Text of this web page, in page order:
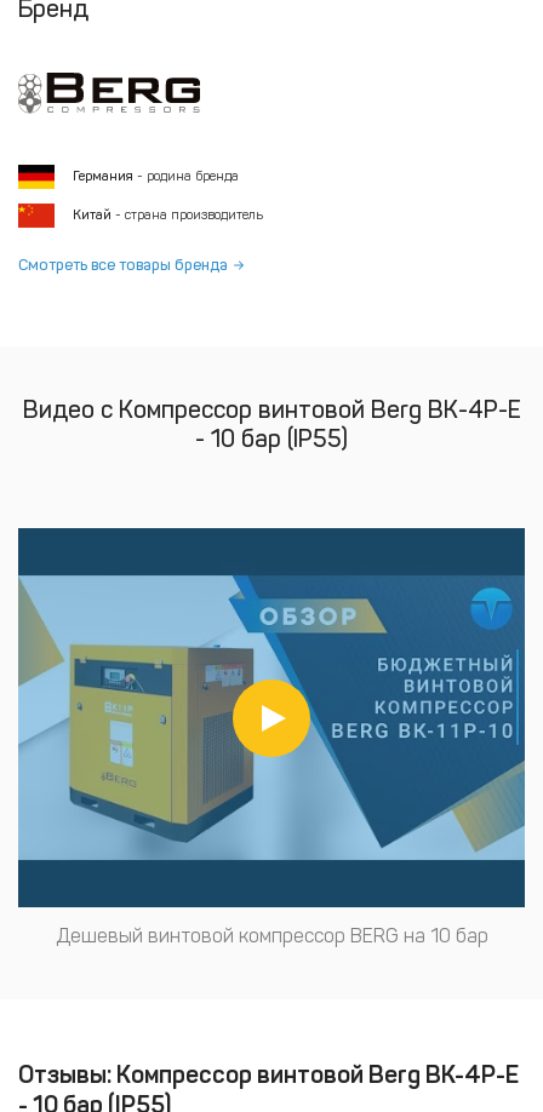
Бренд
Германия - родина бренда
Китай - страна производитель
Смотреть все товары бренда
Видео с Компрессор винтовой Berg ВК-4Р-Е
- 10 бар (IP55)
Дешевый винтовой компрессор BERG на 10 бар
Отзывы: Компрессор винтовой Berg ВК-4Р-Е
- 10 бар (IP55)